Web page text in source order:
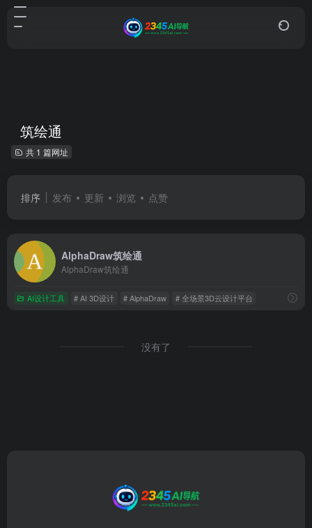
筑绘通
共 1 篇网址
排序 发布 更新 浏览 点赞
AlphaDraw筑绘通
AlphaDraw筑绘通
AI设计工具 # AI 3D设计 # AlphaDraw # 全场景3D云设计平台
没有了